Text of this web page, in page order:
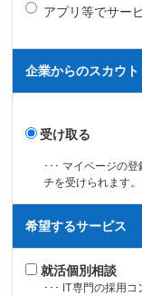
アプリ等でサー
企業からのスカウト
受け取る
･･･ マイページの
チを受けられます。
希望するサービス
就活個別相談
･･･ IT専門の採用